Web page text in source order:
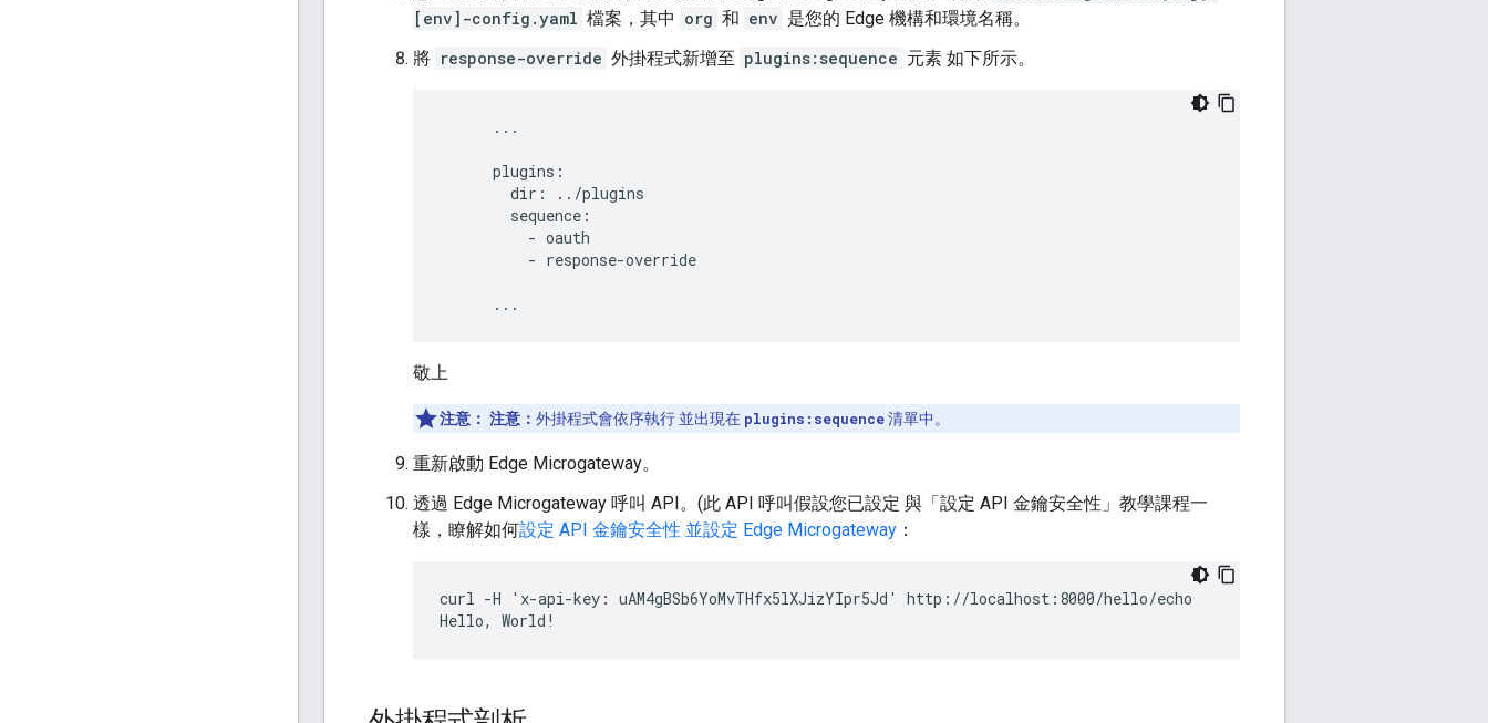
[env]-config.yaml 檔案，其中 org 和 env 是您的 Edge 機構和環境名稱。
將 response-override 外掛程式新增至 plugins:sequence 元素 如下所示。
      ...
      plugins:
        dir: ../plugins
        sequence:
          - oauth
          - response-override
      ...
敬上
注意： 注意： 外掛程式會依序執行 並出現在 plugins:sequence清單中。
重新啟動 Edge Microgateway。
透過 Edge Microgateway 呼叫 API。(此 API 呼叫假設您已設定 與「設定 API 金鑰安全性」教學課程一
樣，瞭解如何設定 API 金鑰安全性 並設定 Edge Microgateway ：
curl -H 'x-api-key: uAM4gBSb6YoMvTHfx5lXJizYIpr5Jd' http://localhost:8000/hello/echo
Hello, World!